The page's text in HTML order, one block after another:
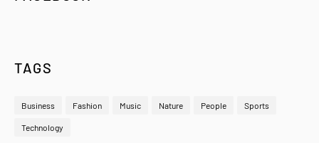
TAGS
Business Fashion Music Nature People Sports
Technology